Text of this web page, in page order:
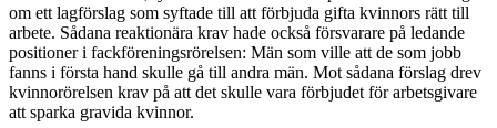
om ett lagförslag som syftade till att förbjuda gifta kvinnors rätt till
arbete. Sådana reaktionära krav hade också försvarare på ledande
positioner i fackföreningsrörelsen: Män som ville att de som jobb
fanns i första hand skulle gå till andra män. Mot sådana förslag drev
kvinnorörelsen krav på att det skulle vara förbjudet för arbetsgivare
att sparka gravida kvinnor.